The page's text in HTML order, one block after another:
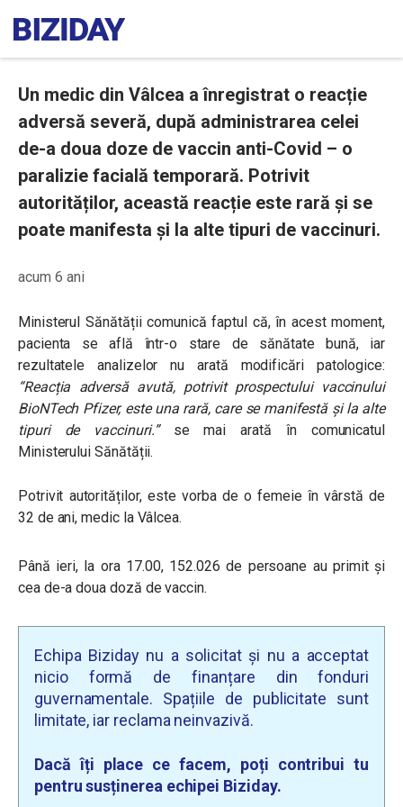
Un medic din Vâlcea a înregistrat o reacție
adversă severă, după administrarea celei
de-a doua doze de vaccin anti-Covid – o
paralizie facială temporară. Potrivit
autorităților, această reacție este rară și se
poate manifesta și la alte tipuri de vaccinuri.
acum 6 ani
Ministerul Sănătății comunică faptul că, în acest moment,
pacienta se află într-o stare de sănătate bună, iar
rezultatele analizelor nu arată modificări patologice:
“Reacția adversă avută, potrivit prospectului vaccinului
BioNTech Pfizer, este una rară, care se manifestă și la alte
tipuri de vaccinuri.”se mai arată în comunicatul
Ministerului Sănătății.
Potrivit autorităților, este vorba de o femeie în vârstă de
32 de ani, medic la Vâlcea.
Până ieri, la ora 17.00, 152.026 de persoane au primit și
cea de-a doua doză de vaccin.
Echipa Biziday nu a solicitat și nu a acceptat
nicio formă de finanțare din fonduri
guvernamentale. Spațiile de publicitate sunt
limitate, iar reclama neinvazivă.
Dacă îți place ce facem, poți contribui tu
pentru susținerea echipei Biziday.